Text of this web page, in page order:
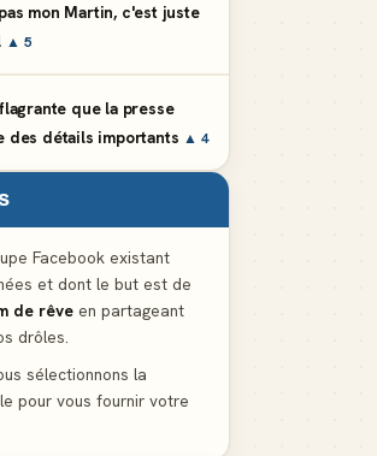
mon Martin, c'est juste
▲ 5
que la presse
des détails importants ▲ 4
Facebook existant
et dont le but est de
de rêve en partageant
drôles.
sélectionnons la
pour vous fournir votre